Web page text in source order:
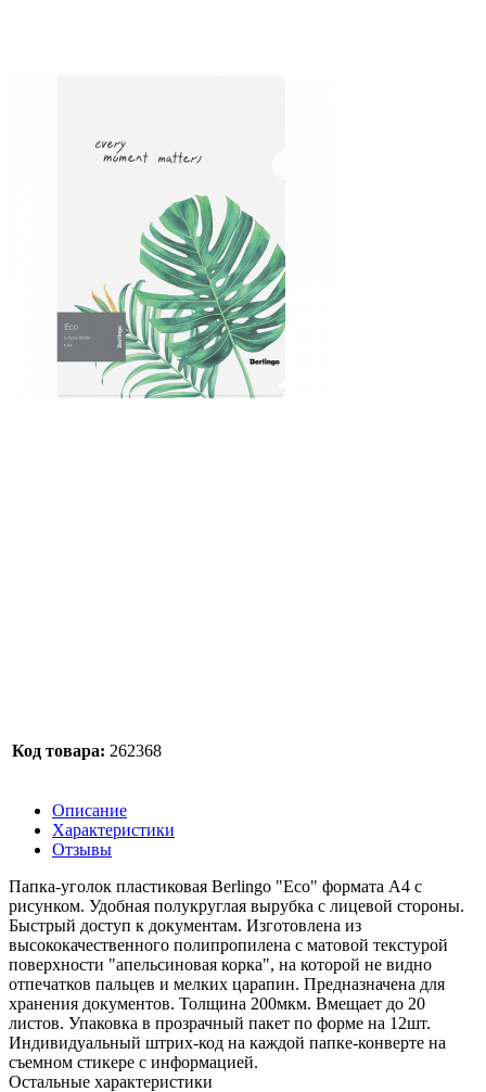
Код товара: 262368
Описание
Характеристики
Отзывы
Папка-уголок пластиковая Berlingo "Eco" формата А4 с
рисунком. Удобная полукруглая вырубка с лицевой стороны.
Быстрый доступ к документам. Изготовлена из
высококачественного полипропилена с матовой текстурой
поверхности "апельсиновая корка", на которой не видно
отпечатков пальцев и мелких царапин. Предназначена для
хранения документов. Толщина 200мкм. Вмещает до 20
листов. Упаковка в прозрачный пакет по форме на 12шт.
Индивидуальный штрих-код на каждой папке-конверте на
съемном стикере с информацией.
Остальные характеристики